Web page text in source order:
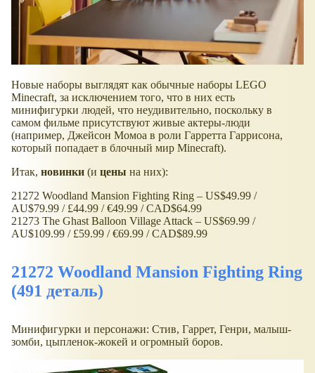
Новые наборы выглядят как обычные наборы LEGO
Minecraft, за исключением того, что в них есть
минифигурки людей, что неудивительно, поскольку в
самом фильме присутствуют живые актеры-люди
(например, Джейсон Момоа в роли Гарретта Гаррисона,
который попадает в блочный мир Minecraft).
Итак, новинки (и цены на них):
21272 Woodland Mansion Fighting Ring – US$49.99 /
AU$79.99 / £44.99 / €49.99 / CAD$64.99
21273 The Ghast Balloon Village Attack – US$69.99 /
AU$109.99 / £59.99 / €69.99 / CAD$89.99
21272 Woodland Mansion Fighting Ring
(491 деталь)
Минифигурки и персонажи: Стив, Гаррет, Генри, малыш-
зомби, цыпленок-жокей и огромный боров.